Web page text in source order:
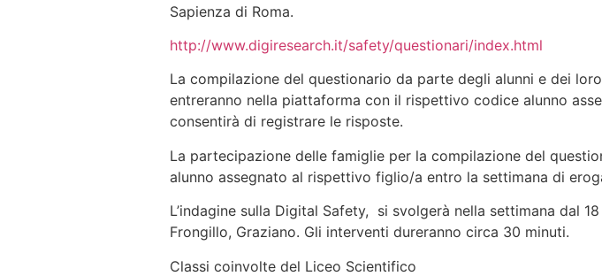
Sapienza di Roma.
http://www.digiresearch.it/safety/questionari/index.html
La compilazione del questionario da parte degli alunni e dei
entreranno nella piattaforma con il rispettivo codice alunno
consentirà di registrare le risposte.
La partecipazione delle famiglie per la compilazione del
alunno assegnato al rispettivo figlio/a entro la settimana di
L’indagine sulla Digital Safety, si svolgerà nella settimana dal
Frongillo, Graziano. Gli interventi dureranno circa 30 minuti.
Classi coinvolte del Liceo Scientifico